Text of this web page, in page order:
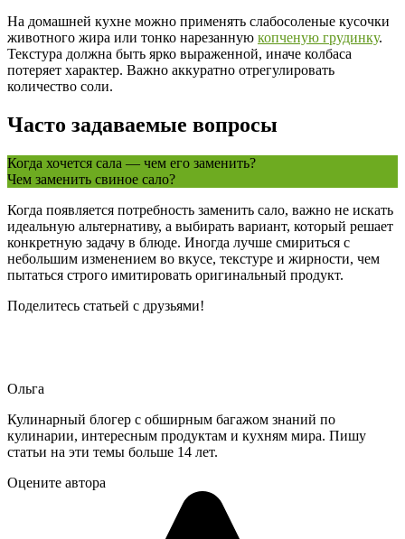
На домашней кухне можно применять слабосоленые кусочки
животного жира или тонко нарезанную копченую грудинку.
Текстура должна быть ярко выраженной, иначе колбаса
потеряет характер. Важно аккуратно отрегулировать
количество соли.
Часто задаваемые вопросы
Когда хочется сала — чем его заменить?
Чем заменить свиное сало?
Когда появляется потребность заменить сало, важно не искать
идеальную альтернативу, а выбирать вариант, который решает
конкретную задачу в блюде. Иногда лучше смириться с
небольшим изменением во вкусе, текстуре и жирности, чем
пытаться строго имитировать оригинальный продукт.
Поделитесь статьей с друзьями!
Ольга
Кулинарный блогер с обширным багажом знаний по
кулинарии, интересным продуктам и кухням мира. Пишу
статьи на эти темы больше 14 лет.
Оцените автора